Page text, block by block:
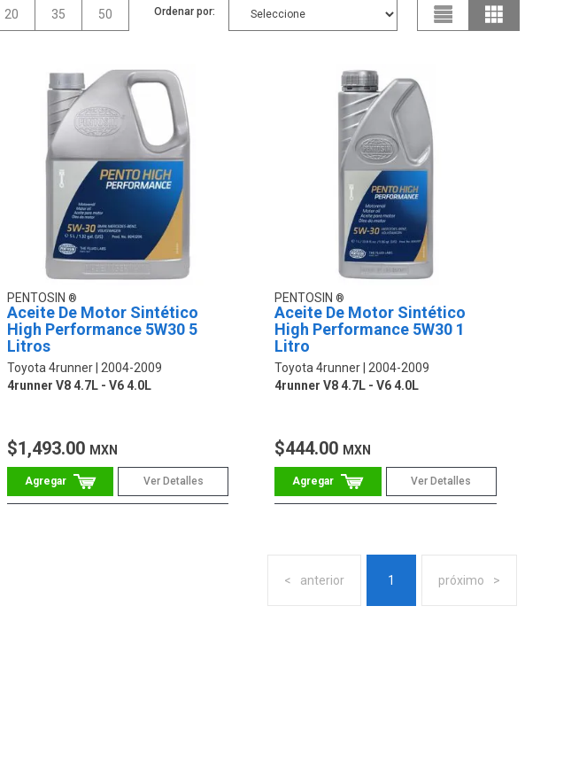
20 35 50 Ordenar por:
PENTOSIN
Aceite De Motor Sintético
High Performance 5W30 5
Litros
Toyota 4runner
2004-2009
4runner V8 4.7L - V6 4.0L
$1,493.00 MXN
Ver Detalles
PENTOSIN
Aceite De Motor Sintético
High Performance 5W30 1
Litro
Toyota 4runner
2004-2009
4runner V8 4.7L - V6 4.0L
$444.00 MXN
Ver Detalles
anterior 1 próximo